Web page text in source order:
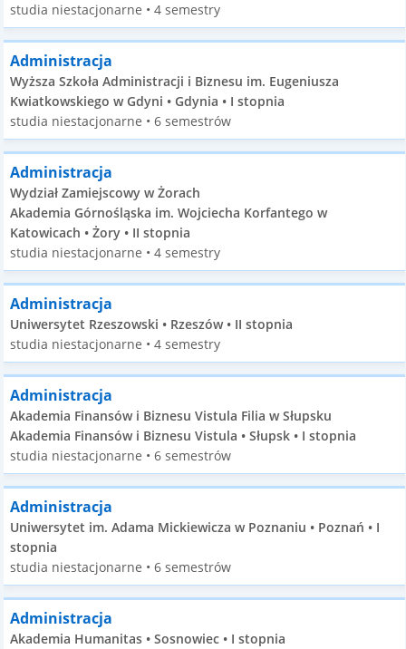
studia niestacjonarne • 4 semestry
Administracja
Wyższa Szkoła Administracji i Biznesu im. Eugeniusza
Kwiatkowskiego w Gdyni • Gdynia • I stopnia
studia niestacjonarne • 6 semestrów
Administracja
Wydział Zamiejscowy w Żorach
Akademia Górnośląska im. Wojciecha Korfantego w
Katowicach • Żory • II stopnia
studia niestacjonarne • 4 semestry
Administracja
Uniwersytet Rzeszowski • Rzeszów • II stopnia
studia niestacjonarne • 4 semestry
Administracja
Akademia Finansów i Biznesu Vistula Filia w Słupsku
Akademia Finansów i Biznesu Vistula • Słupsk • I stopnia
studia niestacjonarne • 6 semestrów
Administracja
Uniwersytet im. Adama Mickiewicza w Poznaniu • Poznań • I
stopnia
studia niestacjonarne • 6 semestrów
Administracja
Akademia Humanitas • Sosnowiec • I stopnia